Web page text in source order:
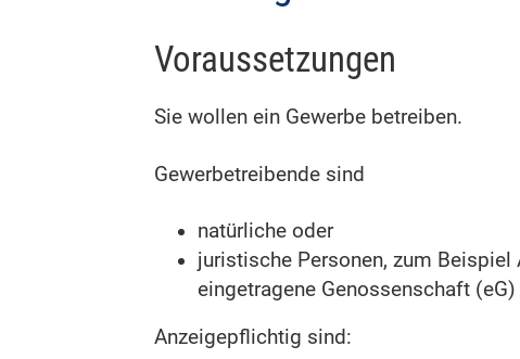
Voraussetzungen
Sie wollen ein Gewerbe betreiben.
Gewerbetreibende sind
natürliche oder
juristische Personen, zum
eingetragene Genossenschaft
Anzeigepflichtig sind: